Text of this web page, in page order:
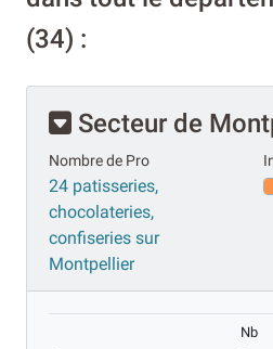
(34) :
Secteur de
Nombre de Pro
24 patisseries,
chocolateries,
confiseries sur
Montpellier
Nb